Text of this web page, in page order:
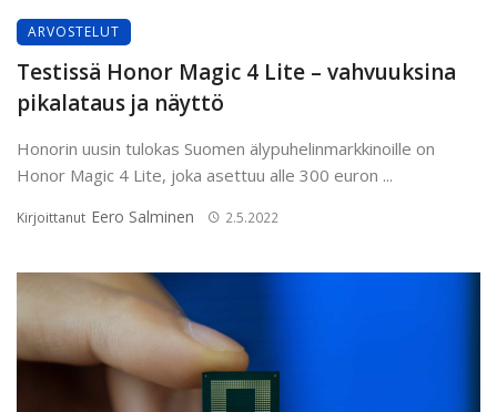
ARVOSTELUT
Testissä Honor Magic 4 Lite – vahvuuksina
pikalataus ja näyttö
Honorin uusin tulokas Suomen älypuhelinmarkkinoille on
Honor Magic 4 Lite, joka asettuu alle 300 euron ...
Kirjoittanut Eero Salminen 2.5.2022